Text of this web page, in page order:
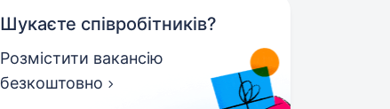
Шукаєте співробітників?
Розмістити вакансію
безкоштовно